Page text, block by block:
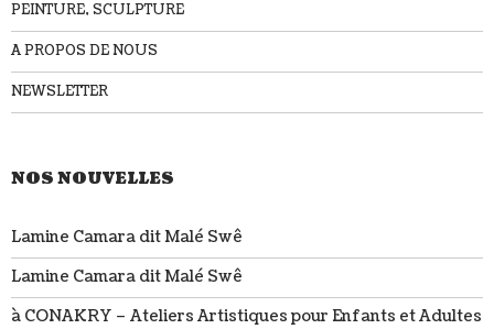
PEINTURE, SCULPTURE
A PROPOS DE NOUS
NEWSLETTER
NOS NOUVELLES
Lamine Camara dit Malé Swê
Lamine Camara dit Malé Swê
à CONAKRY – Ateliers Artistiques pour Enfants et Adultes